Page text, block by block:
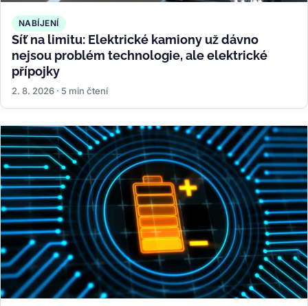
NABÍJENÍ
Síť na limitu: Elektrické kamiony už dávno
nejsou problém technologie, ale elektrické
přípojky
2. 8. 2026 · 5 min čtení